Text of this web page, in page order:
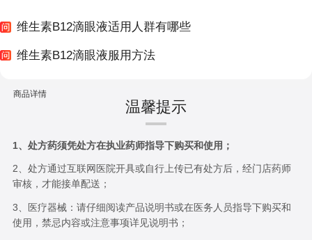
维生素B12滴眼液适用人群有哪些
维生素B12滴眼液服用方法
商品详情
温馨提示
1、处方药须凭处方在执业药师指导下购买和使用；
2、处方通过互联网医院开具或自行上传已有处方后，经门店药师
审核，才能接单配送；
3、医疗器械：请仔细阅读产品说明书或在医务人员指导下购买和
使用，禁忌内容或注意事项详见说明书；